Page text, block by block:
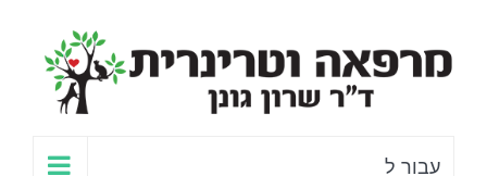
לתוכן
עבור ל